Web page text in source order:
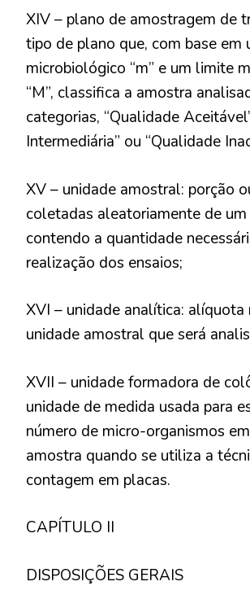
XIV – plano de amostragem de
tipo de plano que, com base em
microbiológico “m” e um limite
“M”, classifica a amostra
categorias, “Qualidade
Intermediária” ou “Qualidade
XV – unidade amostral: porção
coletadas aleatoriamente de
contendo a quantidade
realização dos ensaios;
XVI – unidade analítica: alíquota
unidade amostral que será
XVII – unidade formadora de
unidade de medida usada para
número de micro-organismos
amostra quando se utiliza a
contagem em placas.
CAPÍTULO II
DISPOSIÇÕES GERAIS